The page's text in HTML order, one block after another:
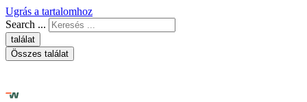
Ugrás a tartalomhoz
Search ...
találat
Összes találat